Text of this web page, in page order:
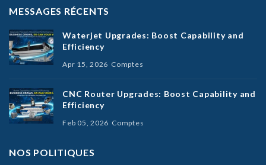
MESSAGES RÉCENTS
Waterjet Upgrades: Boost Capability and
Efficiency
Apr 15, 2026 Comptes
CNC Router Upgrades: Boost Capability and
Efficiency
Feb 05, 2026 Comptes
NOS POLITIQUES